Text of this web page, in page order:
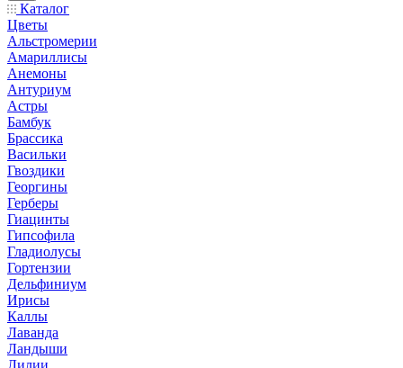
Каталог
Цветы
Альстромерии
Амариллисы
Анемоны
Антуриум
Астры
Бамбук
Брассика
Васильки
Гвоздики
Георгины
Герберы
Гиацинты
Гипсофила
Гладиолусы
Гортензии
Дельфиниум
Ирисы
Каллы
Лаванда
Ландыши
Лилии